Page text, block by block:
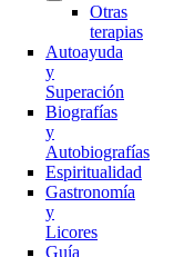
Otras
terapias
Autoayuda
y
Superación
Biografías
y
Autobiografías
Espiritualidad
Gastronomía
y
Licores
Guía